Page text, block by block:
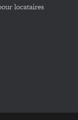
locataires